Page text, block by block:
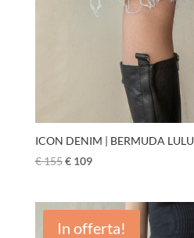
ICON DENIM | BERMUDA LULU
€155€109
In offerta!